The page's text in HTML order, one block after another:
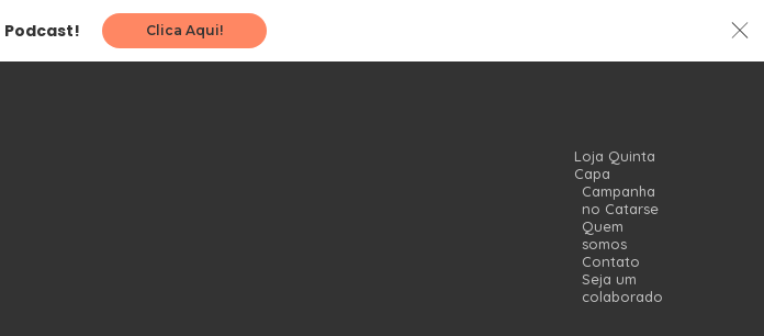
Podcast! Clica Aqui!
Loja Quinta
Capa
Campanha
no Catarse
Quem
somos
Contato
Seja um
colaborador